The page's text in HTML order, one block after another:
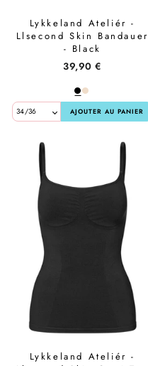
Lykkeland Ateliér -
Llsecond Skin Bandauer
- Black
39,90 €
AJOUTER AU PANIER
Lykkeland Ateliér -